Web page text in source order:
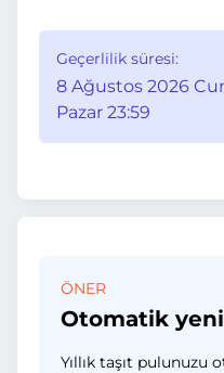
Geçerlilik süresi:
8 Ağustos 2026
Pazar 23:59
ÖNER
Otomatik
Yıllık taşıt